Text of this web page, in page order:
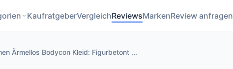
KaufratgeberVergleichReviewsMarkenReview anfragen
Ärmellos Bodycon Kleid: Figurbetont ...